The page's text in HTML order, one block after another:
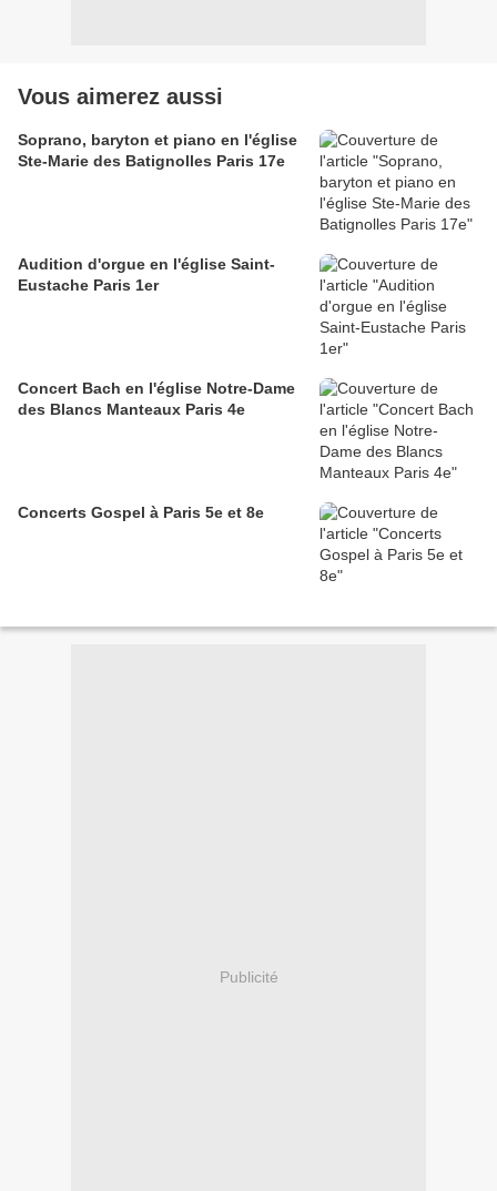
Vous aimerez aussi
Soprano, baryton et piano en l'église
Ste-Marie des Batignolles Paris 17e
Audition d'orgue en l'église Saint-
Eustache Paris 1er
Concert Bach en l'église Notre-Dame
des Blancs Manteaux Paris 4e
Concerts Gospel à Paris 5e et 8e
Publicité